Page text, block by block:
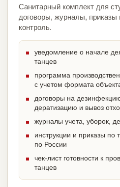
Санитарный комплект для
договоры, журналы, приказы
контроль.
уведомление о начале
танцев
программа
с учетом формата
договоры на
дератизацию и вывоз
журналы учета, уборок,
инструкции и приказы
по России
чек-лист готовности к
танцев